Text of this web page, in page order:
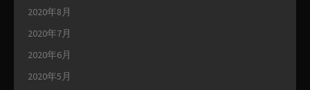
2020年8月
2020年7月
2020年6月
2020年5月